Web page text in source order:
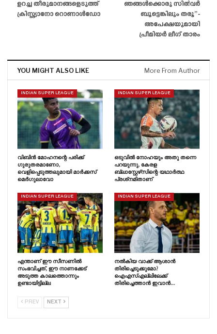
ഉറച്ച തീരുമാനങ്ങളെടുത്ത്
ക്രിസ്റ്റ്യാനോ റൊണാൾഡോ
ഞങ്ങൾക്കൊരു സിൽവർ
ബൂട്ടെങ്കിലും തരൂ”-
അപേക്ഷയുമായി
പ്രീമിയർ ലീഗ് താരം
YOU MIGHT ALSO LIKE More From Author
INDIAN SUPER LEAGUE
വിബിൻ മോഹനന്റെ പരിക്ക്
ഗുരുതരമാണോ,
വെളിപ്പെടുത്തലുമായി മാർക്കസ്
മെർഗുലാവോ
INDIAN SUPER LEAGUE
ഒടുവിൽ നോഹയും അതു തന്നെ
പറയുന്നു, കേരള
ബ്ലാസ്റ്റേഴ്‌സിന്റെ യഥാർത്ഥ
പ്രശ്‌നമിതാണ്
INDIAN SUPER LEAGUE
എന്താണ് ഈ സീസണിൽ
സംഭവിച്ചത്, ഈ നാണക്കേട്
അടുത്ത കാലത്തൊന്നും
ഉണ്ടായിട്ടില്ല
INDIAN SUPER LEAGUE
നൽകിയ വാക്ക് ആശാൻ
തിരിച്ചെടുക്കുമോ?
ഐഎസ്എല്ലിലേക്ക്
തിരിച്ചെത്താൻ ഇവാൻ…
PREV NEXT